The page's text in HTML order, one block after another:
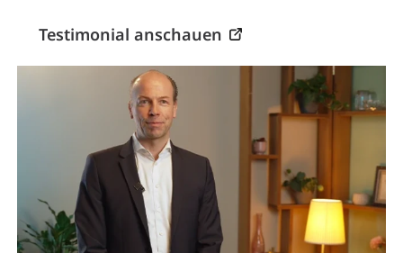
Testimonial anschauen
Markus Coradi, Head of Digital Business & Innovation at